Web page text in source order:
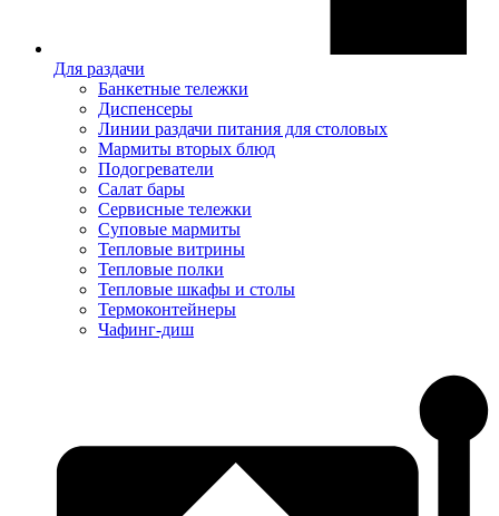
Для раздачи
Банкетные тележки
Диспенсеры
Линии раздачи питания для столовых
Мармиты вторых блюд
Подогреватели
Салат бары
Сервисные тележки
Суповые мармиты
Тепловые витрины
Тепловые полки
Тепловые шкафы и столы
Термоконтейнеры
Чафинг-диш